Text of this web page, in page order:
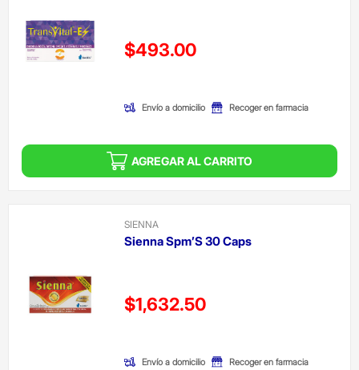
Precio reducido de
$493.00
Envío a domicilio Recoger en farmacia
AGREGAR AL CARRITO
SIENNA
Sienna Spm’S 30 Caps
Precio reducido de
$1,632.50
Envío a domicilio Recoger en farmacia